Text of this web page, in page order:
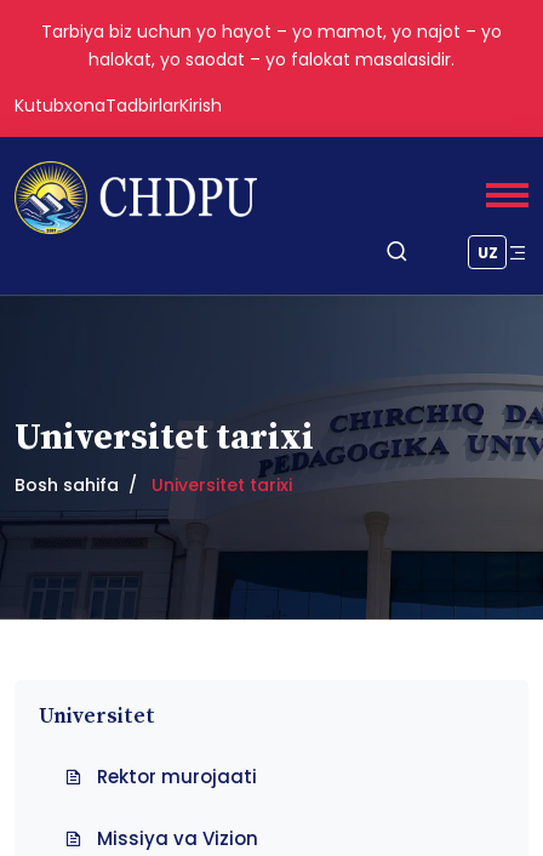
Tarbiya biz uchun yo hayot – yo mamot, yo najot – yo
halokat, yo saodat – yo falokat masalasidir.
KutubxonaTadbirlarKirish
UZ
Universitet tarixi
Bosh sahifa Universitet tarixi
Universitet
Rektor murojaati
Missiya va Vizion